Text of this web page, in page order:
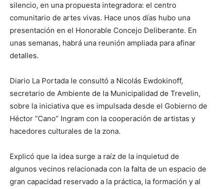
silencio, en una propuesta integradora: el centro
comunitario de artes vivas. Hace unos días hubo una
presentación en el Honorable Concejo Deliberante. En
unas semanas, habrá una reunión ampliada para afinar
detalles.
Diario La Portada le consultó a Nicolás Ewdokinoff,
secretario de Ambiente de la Municipalidad de Trevelin,
sobre la iniciativa que es impulsada desde el Gobierno de
Héctor “Cano” Ingram con la cooperación de artistas y
hacedores culturales de la zona.
Explicó que la idea surge a raíz de la inquietud de
algunos vecinos relacionada con la falta de un espacio de
gran capacidad reservado a la práctica, la formación y al